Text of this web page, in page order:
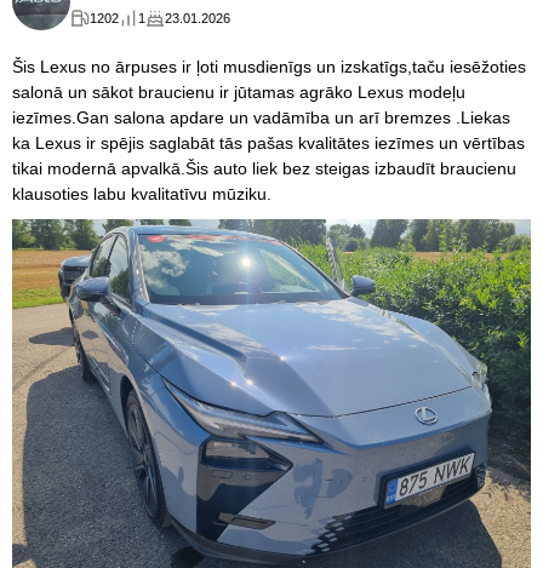
1202 1 23.01.2026
Šis Lexus no ārpuses ir ļoti musdienīgs un izskatīgs,taču iesēžoties
salonā un sākot braucienu ir jūtamas agrāko Lexus modeļu
iezīmes.Gan salona apdare un vadāmība un arī bremzes .Liekas
ka Lexus ir spējis saglabāt tās pašas kvalitātes iezīmes un vērtības
tikai modernā apvalkā.Šis auto liek bez steigas izbaudīt braucienu
klausoties labu kvalitatīvu mūziku.